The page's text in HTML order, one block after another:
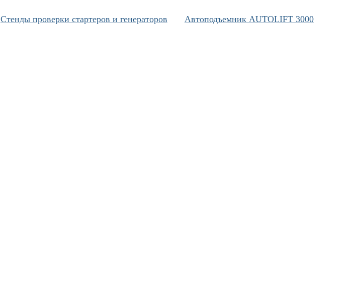
Cтенды проверки стартеров и генераторов
Автоподъемник AUTOLIFT 3000